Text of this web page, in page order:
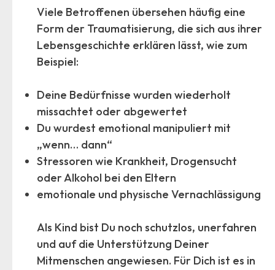
Viele Betroffenen übersehen häufig eine
Form der Traumatisierung, die sich aus ihrer
Lebensgeschichte erklären lässt, wie zum
Beispiel:
Deine Bedürfnisse wurden wiederholt
missachtet oder abgewertet
Du wurdest emotional manipuliert mit
„wenn… dann“
Stressoren wie Krankheit, Drogensucht
oder Alkohol bei den Eltern
emotionale und physische Vernachlässigung
Als Kind bist Du noch schutzlos, unerfahren
und auf die Unterstützung Deiner
Mitmenschen angewiesen. Für Dich ist es in